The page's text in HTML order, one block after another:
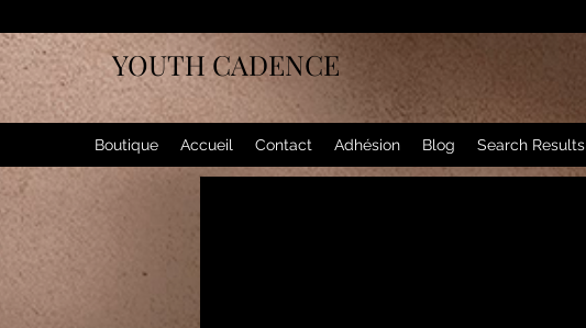
Boutique Accueil Contact Adhésion Blog Search Results
YOUTH CADENCE